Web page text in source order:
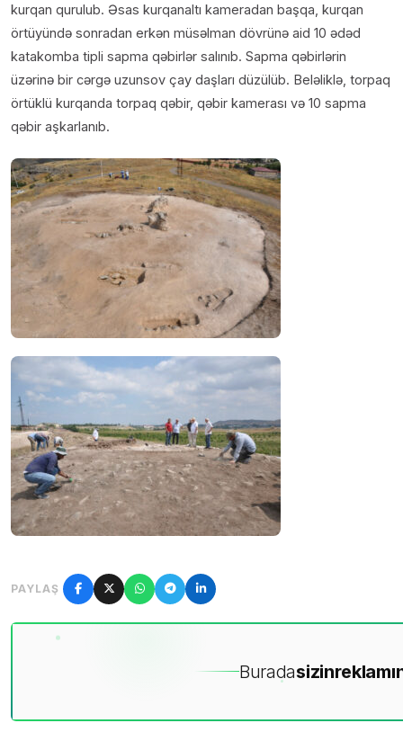
kurqan qurulub. Əsas kurqanaltı kameradan başqa, kurqan
örtüyündə sonradan erkən müsəlman dövrünə aid 10 ədəd
katakomba tipli sapma qəbirlər salınıb. Sapma qəbirlərin
üzərinə bir cərgə uzunsov çay daşları düzülüb. Beləliklə, torpaq
örtüklü kurqanda torpaq qəbir, qəbir kamerası və 10 sapma
qəbir aşkarlanıb.
PAYLAŞ
Buradasizin